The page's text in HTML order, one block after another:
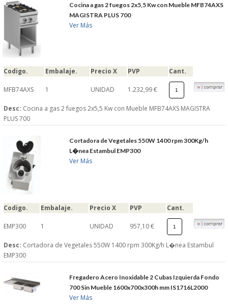
Cocina a gas 2 fuegos 2x5,5 Kw con Mueble MFB74AXS
MAGISTRA PLUS 700
Ver Más
Codigo. Embalaje. Precio X PVP Cant.
MFB74AXS 1 UNIDAD 1.232,99 €
Desc: Cocina a gas 2 fuegos 2x5,5 Kw con Mueble MFB74AXS MAGISTRA
PLUS 700
Cortadora de Vegetales 550W 1400 rpm 300Kg/h
L�nea Estambul EMP300
Ver Más
Codigo. Embalaje. Precio X PVP Cant.
EMP300 1 UNIDAD 957,10 €
Desc: Cortadora de Vegetales 550W 1400 rpm 300Kg/h L�nea Estambul
EMP300
Fregadero Acero Inoxidable 2 Cubas Izquierda Fondo
700 Sin Mueble 1600x700x300h mm IS1716L2000
Ver Más